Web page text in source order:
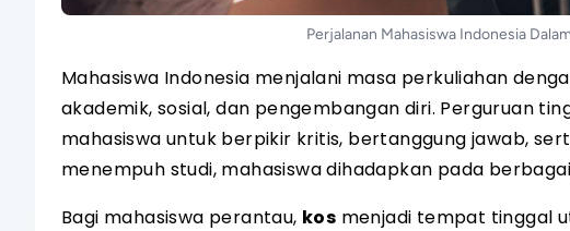
Perjalanan Mahasiswa Indonesia
Mahasiswa Indonesia menjalani masa perkuliahan
akademik, sosial, dan pengembangan diri. Perguruan
mahasiswa untuk berpikir kritis, bertanggung jawab,
menempuh studi, mahasiswa dihadapkan pada
Bagi mahasiswa perantau, kos menjadi tempat tinggal